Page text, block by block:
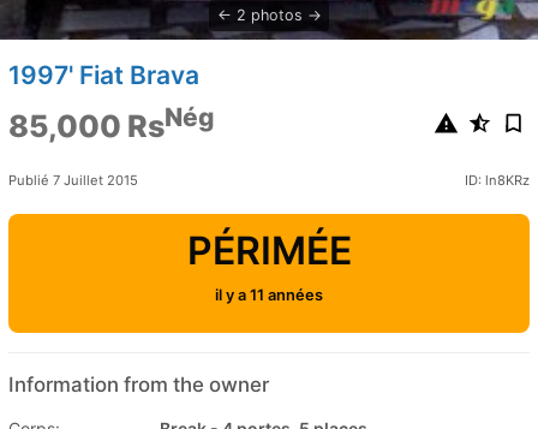
2 photos
1997' Fiat Brava
85,000 RsNég
Publié 7 Juillet 2015 ID: ln8KRz
PÉRIMÉE
il y a 11 années
Information from the owner